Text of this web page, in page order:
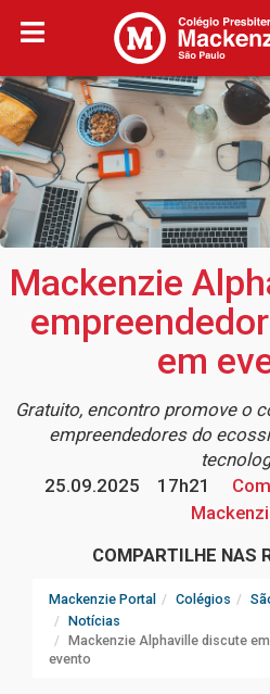
Mackenzie
em
Gratuito, encontro promove o
empreendedores do
25.09.2025
17h21
COMPARTILHE NAS
Mackenzie Portal Colégios
Notícias
Mackenzie Alphaville discute
evento